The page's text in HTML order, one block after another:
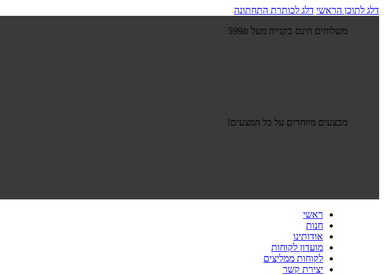
דלג לתוכן הראשי דלג לכותרת התחתונה
משלוחים חינם בקנייה מעל 599₪
מבצעים מיוחדים על כל המצעים!
ראשי
חנות
אודותינו
מועדון לקוחות
לקוחות ממליצים
יצירת קשר